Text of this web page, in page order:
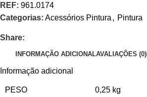
REF: 961.0174
Categorias: Acessórios Pintura , Pintura
Share:
INFORMAÇÃO ADICIONALAVALIAÇÕES (0)
Informação adicional
PESO 0,25 kg